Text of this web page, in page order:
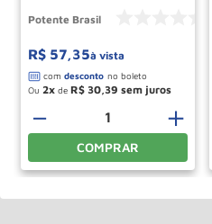
Potente Brasil
R$ 57,35à vista
Ou 2 de R$ 30,39
＋
－
COMPRAR